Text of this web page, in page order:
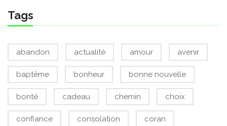
Tags
abandon actualité amour avenir
baptême bonheur bonne nouvelle
bonté cadeau chemin choix
confiance consolation coran